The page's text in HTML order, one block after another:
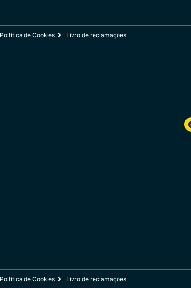
Poltítica de Cookies Livro de reclamações
Poltítica de Cookies Livro de reclamações